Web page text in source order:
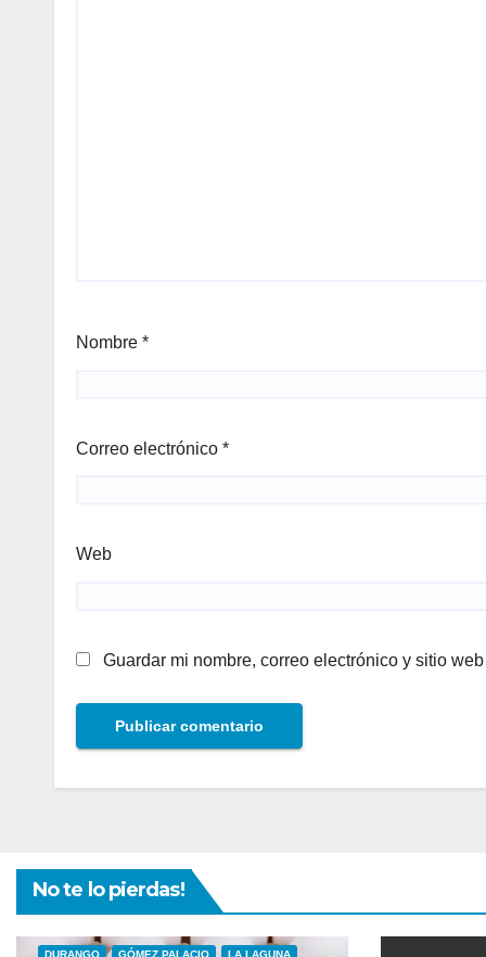
Nombre *
Correo electrónico *
Web
Guardar mi nombre, correo electrónico y sitio
No te lo pierdas!
DURANGO GÓMEZ PALACIO LA LAGUNA